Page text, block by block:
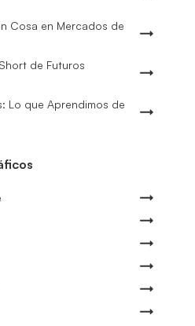
Cosa en Mercados de
de Futuros
Lo que Aprendimos de